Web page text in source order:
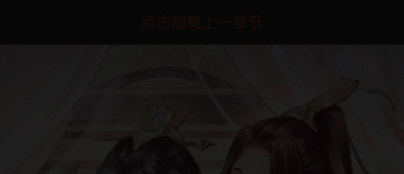
点击加载上一章节